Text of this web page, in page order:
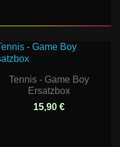
Tennis - Game Boy
Ersatzbox
15,90 €